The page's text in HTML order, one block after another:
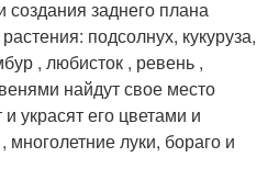
заднего плана
подсолнух, кукуруза,
, любисток , ревень ,
найдут свое место
украсят его цветами и
луки, бораго и